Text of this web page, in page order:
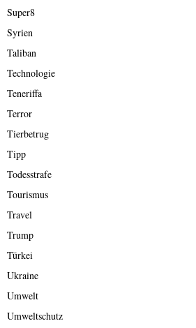
Super8
Syrien
Taliban
Technologie
Teneriffa
Terror
Tierbetrug
Tipp
Todesstrafe
Tourismus
Travel
Trump
Türkei
Ukraine
Umwelt
Umweltschutz